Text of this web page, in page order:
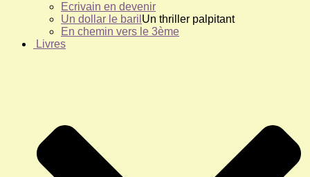
Ecrivain en devenir
Un dollar le baril Un thriller palpitant
En chemin vers le 3ème
Livres